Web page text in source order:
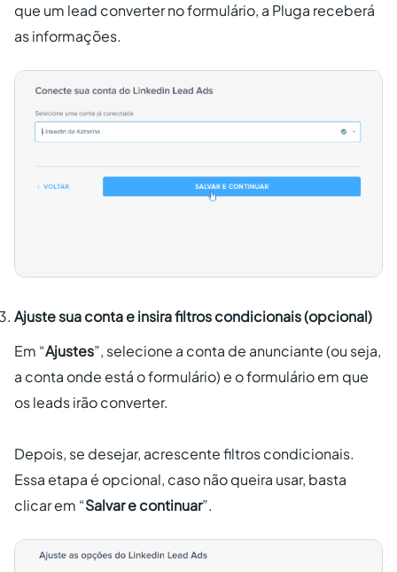
que um lead converter no formulário, a Pluga receberá
as informações.
Ajuste sua conta e insira filtros condicionais (opcional)
Em “Ajustes”, selecione a conta de anunciante (ou seja,
a conta onde está o formulário) e o formulário em que
os leads irão converter.
Depois, se desejar, acrescente filtros condicionais.
Essa etapa é opcional, caso não queira usar, basta
clicar em “Salvar e continuar”.